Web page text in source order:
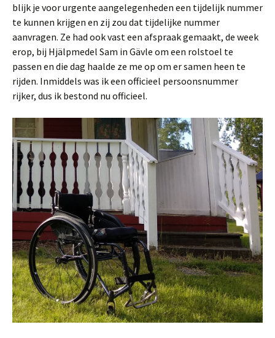
blijk je voor urgente aangelegenheden een tijdelijk nummer
te kunnen krijgen en zij zou dat tijdelijke nummer
aanvragen. Ze had ook vast een afspraak gemaakt, de week
erop, bij Hjälpmedel Sam in Gävle om een rolstoel te
passen en die dag haalde ze me op om er samen heen te
rijden. Inmiddels was ik een officieel persoonsnummer
rijker, dus ik bestond nu officieel.